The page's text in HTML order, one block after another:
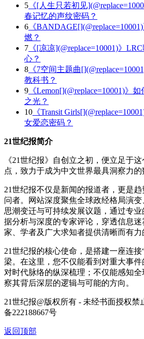
5 《[人生只若初见
春记忆的声纹密码？
6 《
燃？
7 《[凉凉](@replace=10001)》
心？
8 《7空间主题曲
教科书？
9 《Lemon[](@replace=10001)》
之光？
10 《Transit
女爱恋密码？
21世纪报简介
《21世纪报》自创立之初，便立足于
点，致力于成为中文世界最具洞察力的
21世纪报不仅是新闻的报道者，更是
问者。网站深度聚焦全球政经格局演
思潮变迁与可持续发展议题，通过专
据分析与深度的专家评论，穿透信息
家、学者及广大求知者提供清晰而有力
21世纪报的核心使命，是搭建一座连接
梁。在这里，您不仅能看到对重大事件
对时代脉络的纵深梳理；不仅能感知
察其背后深层的逻辑与可能的方向。
21世纪报@版权所有 - 未经书面授权禁
备222188667号
返回顶部